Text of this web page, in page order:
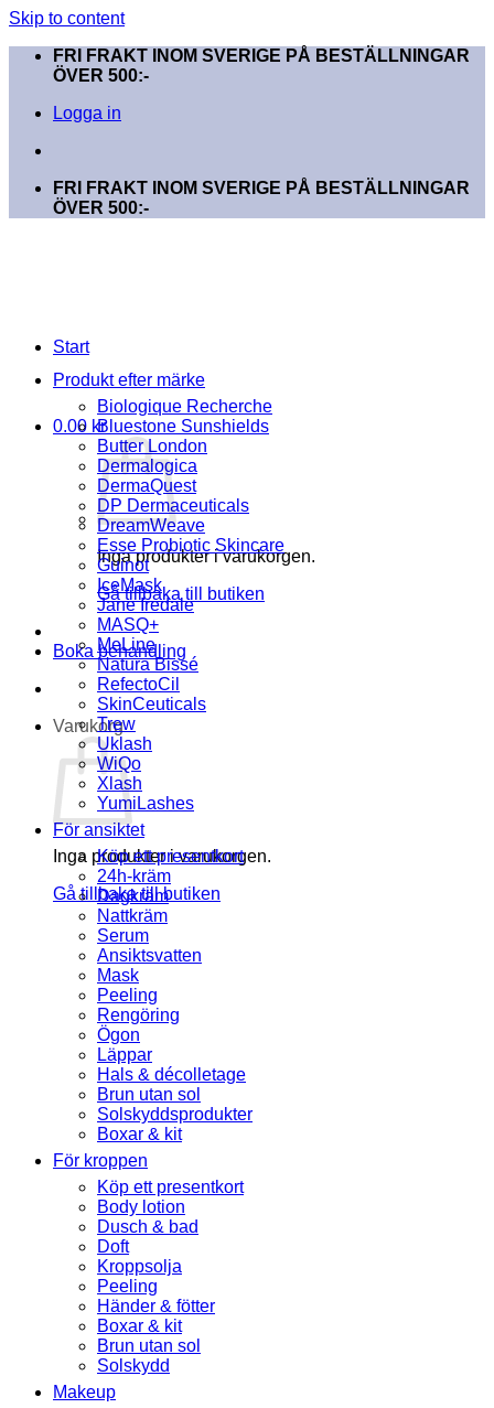
Skip to content
FRI FRAKT INOM SVERIGE PÅ BESTÄLLNINGAR
ÖVER 500:-
Logga in
FRI FRAKT INOM SVERIGE PÅ BESTÄLLNINGAR
ÖVER 500:-
0.00 kr
Inga produkter i varukorgen.
Gå tillbaka till butiken
Boka behandling
Varukorg
Inga produkter i varukorgen.
Gå tillbaka till butiken
Start
Produkt efter märke
Biologique Recherche
Bluestone Sunshields
Butter London
Dermalogica
DermaQuest
DP Dermaceuticals
DreamWeave
Esse Probiotic Skincare
Guinot
IceMask
Jane Iredale
MASQ+
MeLine
Natura Bissé
RefectoCil
SkinCeuticals
Trew
Uklash
WiQo
Xlash
YumiLashes
För ansiktet
Köp ett presentkort
24h-kräm
Dagkräm
Nattkräm
Serum
Ansiktsvatten
Mask
Peeling
Rengöring
Ögon
Läppar
Hals & décolletage
Brun utan sol
Solskyddsprodukter
Boxar & kit
För kroppen
Köp ett presentkort
Body lotion
Dusch & bad
Doft
Kroppsolja
Peeling
Händer & fötter
Boxar & kit
Brun utan sol
Solskydd
Makeup